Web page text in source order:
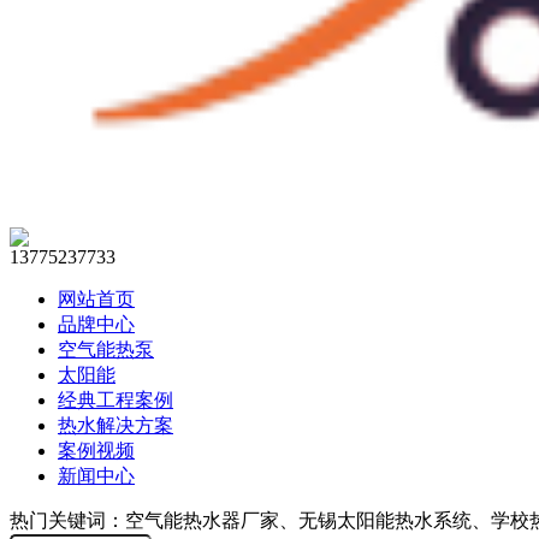
13775237733
网站首页
品牌中心
空气能热泵
太阳能
经典工程案例
热水解决方案
案例视频
新闻中心
热门关键词：空气能热水器厂家、无锡太阳能热水系统、学校